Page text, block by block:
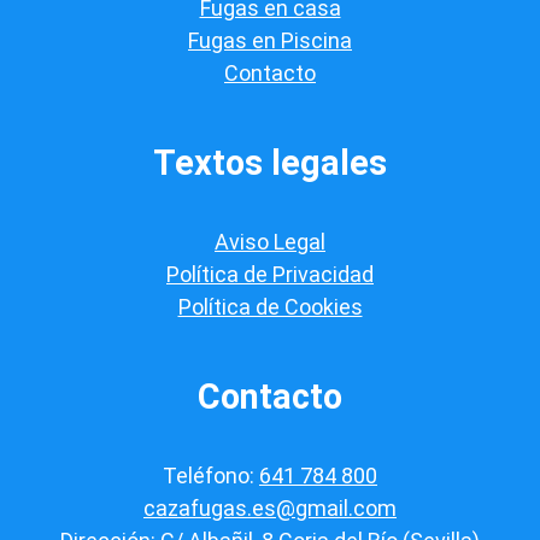
Fugas en casa
Fugas en Piscina
Contacto
Textos legales
Aviso Legal
Política de Privacidad
Política de Cookies
Contacto
Teléfono: 641 784 800
cazafugas.es@gmail.com